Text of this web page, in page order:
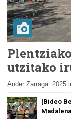
utzitako
Ander Zarraga 2025
[Bideo